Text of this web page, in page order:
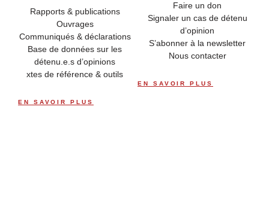
Rapports & publications
Ouvrages
Communiqués & déclarations
Base de données sur les
détenu.e.s d’opinions
xtes de référence & outils
EN SAVOIR PLUS
Faire un don
Signaler un cas de détenu
d’opinion
S’abonner à la newsletter
Nous contacter
EN SAVOIR PLUS